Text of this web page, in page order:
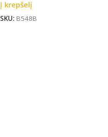
Į krepšelį
SKU: B548B